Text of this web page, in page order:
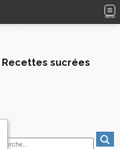
MENU
Recettes sucrées